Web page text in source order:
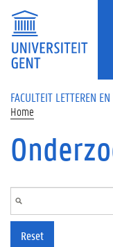
Overslaan en naar de inhoud
FACULTEIT LETTEREN
Home
Reset